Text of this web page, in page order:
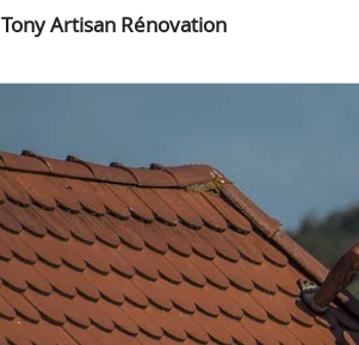
Tony Artisan Rénovation